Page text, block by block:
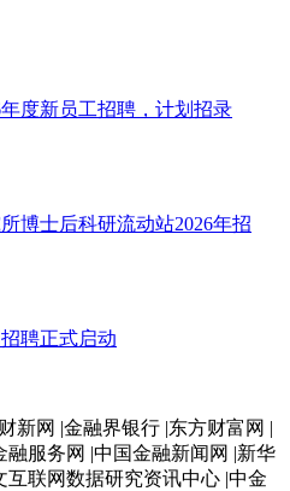
度新员工招聘，计划招录
博士后科研流动站2026年招
聘正式启动
新网 |金融界银行 |东方财富网 |
服务网 |中国金融新闻网 |新华
互联网数据研究资讯中心 |中金